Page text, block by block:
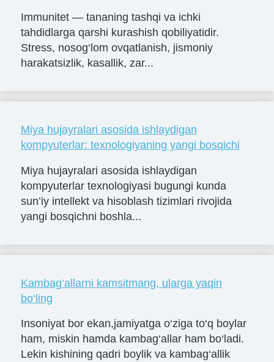
Immunitet — tananing tashqi va ichki
tahdidlarga qarshi kurashish qobiliyatidir.
Stress, nosog‘lom ovqatlanish, jismoniy
harakatsizlik, kasallik, zar...
Miya hujayralari asosida ishlaydigan
kompyuterlar: texnologiyaning yangi bosqichi
Miya hujayralari asosida ishlaydigan
kompyuterlar texnologiyasi bugungi kunda
sun’iy intellekt va hisoblash tizimlari rivojida
yangi bosqichni boshla...
Kambag‘allarni kamsitmang, ularga yaqin
bo‘ling
Insoniyat bor ekan,jamiyatga o‘ziga to‘q boylar
ham, miskin hamda kambag‘allar ham bo‘ladi.
Lekin kishining qadri boylik va kambag‘allik